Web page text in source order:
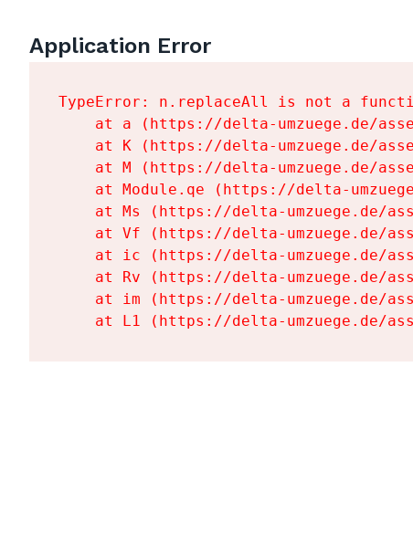
Application Error
TypeError: n.replaceAll is not a
at a (https://delta-umzuege.de/
at K (https://delta-umzuege.de/
at M (https://delta-umzuege.de/
at Module.qe (https://delta-
at Ms (https://delta-umzuege.de/
at Vf (https://delta-umzuege.de/
at ic (https://delta-umzuege.de/
at Rv (https://delta-umzuege.de/
at im (https://delta-umzuege.de/
at L1 (https://delta-umzuege.de/